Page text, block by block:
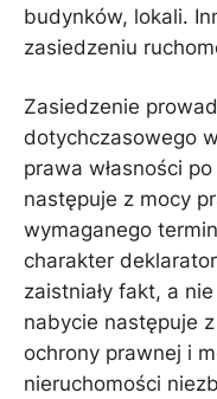
budynków, lokali.
zasiedzeniu
Zasiedzenie
dotychczasowego
prawa własności
następuje z mocy
wymaganego
charakter
zaistniały fakt, a
nabycie następuje
ochrony prawnej i
nieruchomości